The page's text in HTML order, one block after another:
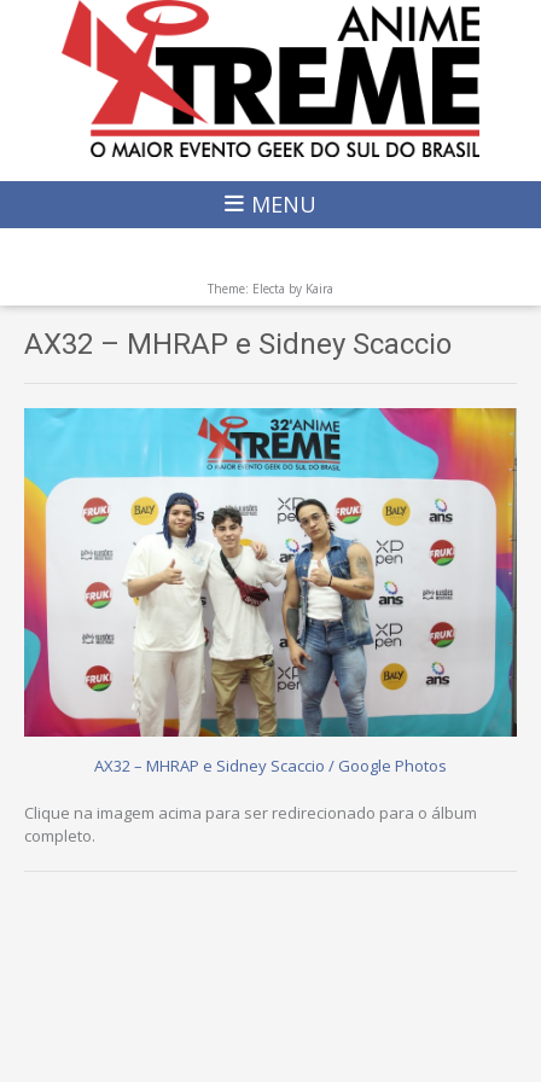
MENU
Theme: Electa by Kaira
AX32 – MHRAP e Sidney Scaccio
AX32 – MHRAP e Sidney Scaccio / Google Photos
Clique na imagem acima para ser redirecionado para o álbum
completo.